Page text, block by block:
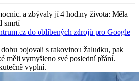
a zbývaly jí 4 hodiny života: Měla
smrtí
do oblíbených zdrojů pro Google
bojovali s rakovinou žaludku, pak
měli vymyšleno své poslední přání.
vyplní.